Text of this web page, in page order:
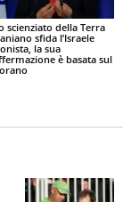
scienziato della Terra
sfida l’Israele
la sua
è basata sul